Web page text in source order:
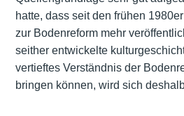
hatte, dass seit den frühen
zur Bodenreform mehr
seither entwickelte
vertieftes Verständnis der
bringen können, wird sich